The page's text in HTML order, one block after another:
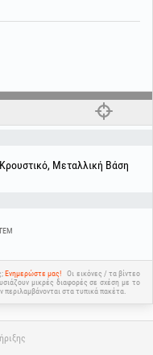
Μεταλλική Βάση
Ενημερώστε μας!
Οι εικόνες / τα βίντεο
μικρές διαφορές σε σχέση με το
στα τυπικά πακέτα.